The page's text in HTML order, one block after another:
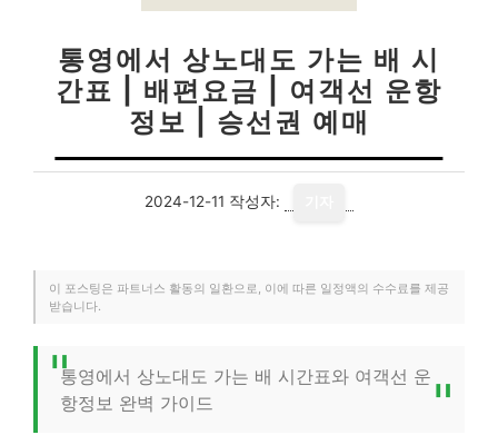
통영에서 상노대도 가는 배 시
간표 | 배편요금 | 여객선 운항
정보 | 승선권 예매
2024-12-11 작성자:
이 포스팅은 파트너스 활동의 일환으로, 이에 따른 일정액의 수수료를 제공
받습니다.
통영에서 상노대도 가는 배 시간표와 여객선 운
항정보 완벽 가이드